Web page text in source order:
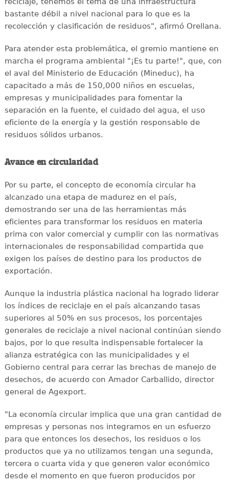
bastante débil a nivel nacional para lo que es la
recolección y clasificación de residuos", afirmó Orellana.
Para atender esta problemática, el gremio mantiene en
marcha el programa ambiental "¡Es tu parte!", que, con
el aval del Ministerio de Educación (Mineduc), ha
capacitado a más de 150,000 niños en escuelas,
empresas y municipalidades para fomentar la
separación en la fuente, el cuidado del agua, el uso
eficiente de la energía y la gestión responsable de
residuos sólidos urbanos.
Avance en circularidad
Por su parte, el concepto de economía circular ha
alcanzado una etapa de madurez en el país,
demostrando ser una de las herramientas más
eficientes para transformar los residuos en materia
prima con valor comercial y cumplir con las normativas
internacionales de responsabilidad compartida que
exigen los países de destino para los productos de
exportación.
Aunque la industria plástica nacional ha logrado liderar
los índices de reciclaje en el país alcanzando tasas
superiores al 50% en sus procesos, los porcentajes
generales de reciclaje a nivel nacional continúan siendo
bajos, por lo que resulta indispensable fortalecer la
alianza estratégica con las municipalidades y el
Gobierno central para cerrar las brechas de manejo de
desechos, de acuerdo con Amador Carballido, director
general de Agexport.
"La economía circular implica que una gran cantidad de
empresas y personas nos integramos en un esfuerzo
para que entonces los desechos, los residuos o los
productos que ya no utilizamos tengan una segunda,
tercera o cuarta vida y que generen valor económico
desde el momento en que fueron producidos por